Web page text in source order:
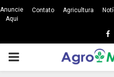
Anuncie
Aqui
Contato Agricultura
PRIMARY